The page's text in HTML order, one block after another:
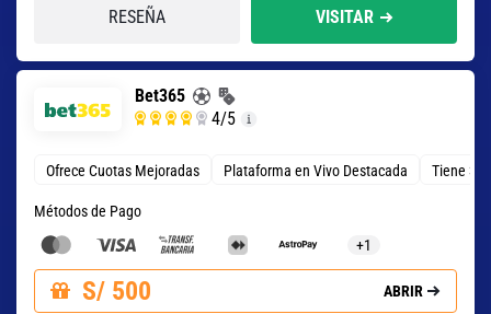
RESEÑA VISITAR
Bet365
4/5
Ofrece Cuotas Mejoradas Plataforma en Vivo Destacada Tiene 3
Métodos de Pago
+1
S/ 500 ABRIR